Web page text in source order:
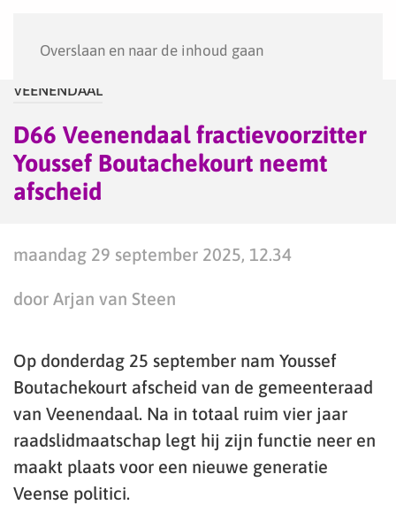
Overslaan en naar de inhoud gaan
VEENENDAAL
D66 Veenendaal fractievoorzitter
Youssef Boutachekourt neemt
afscheid
maandag 29 september 2025, 12.34
door Arjan van Steen
Op donderdag 25 september nam Youssef
Boutachekourt afscheid van de gemeenteraad
van Veenendaal. Na in totaal ruim vier jaar
raadslidmaatschap legt hij zijn functie neer en
maakt plaats voor een nieuwe generatie
Veense politici.